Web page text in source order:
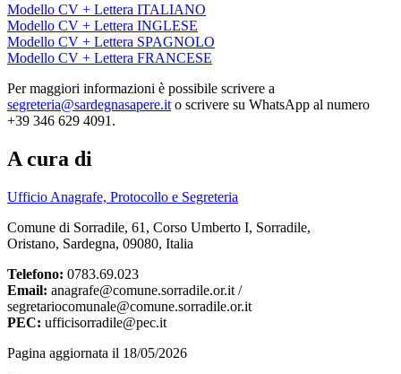
Modello CV + Lettera ITALIANO
Modello CV + Lettera INGLESE
Modello CV + Lettera SPAGNOLO
Modello CV + Lettera FRANCESE
Per maggiori informazioni è possibile scrivere a
segreteria@sardegnasapere.it o scrivere su WhatsApp al numero
+39 346 629 4091.
A cura di
Ufficio Anagrafe, Protocollo e Segreteria
Comune di Sorradile, 61, Corso Umberto I, Sorradile,
Oristano, Sardegna, 09080, Italia
Telefono: 0783.69.023
Email: anagrafe@comune.sorradile.or.it /
segretariocomunale@comune.sorradile.or.it
PEC: ufficisorradile@pec.it
Pagina aggiornata il 18/05/2026